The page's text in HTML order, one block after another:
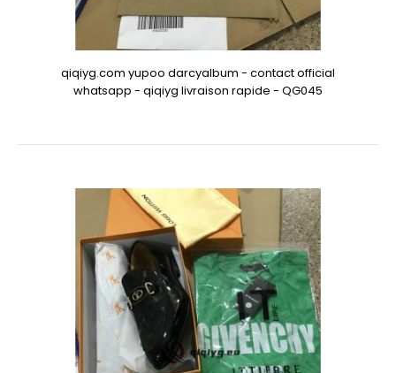
qiqiyg.com yupoo darcyalbum - contact official
whatsapp - qiqiyg livraison rapide - QG045